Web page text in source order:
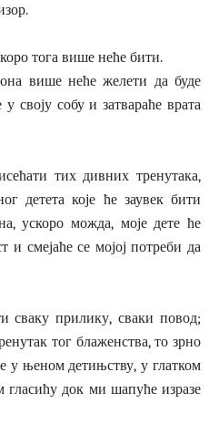
тога више неће бити.
више неће желети да буде
своју собу и затвараће врата
тих дивних тренутака,
детета које ће заувек бити
ускоро можда, моје дете ће
и смејаће се мојој потреби да
сваку прилику, сваки повод;
тог блаженства, то зрно
у њеном детињству, у глатком
гласићу док ми шапуће изразе